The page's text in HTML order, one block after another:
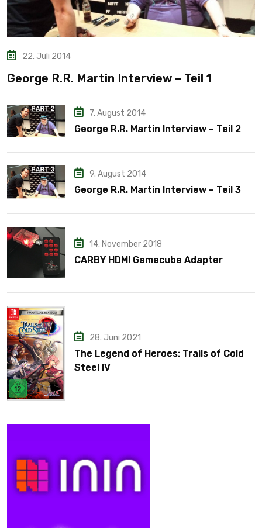
22. Juli 2014
George R.R. Martin Interview – Teil 1
7. August 2014
George R.R. Martin Interview – Teil 2
9. August 2014
George R.R. Martin Interview – Teil 3
14. November 2018
CARBY HDMI Gamecube Adapter
28. Juni 2021
The Legend of Heroes: Trails of Cold
Steel IV